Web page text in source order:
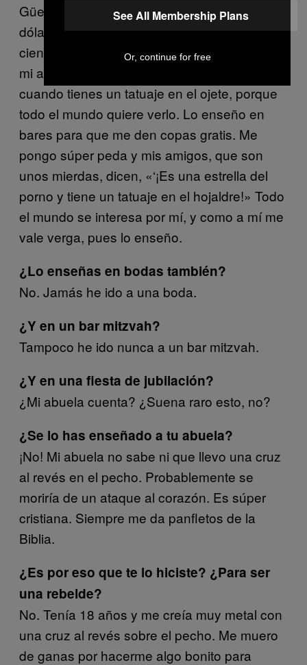
Güey, a ti te lo haría fácilmente por 50
dólares, y eso que le cobro a todo el mundo
cien. Que es mucho sólo por juguetear con
mi ano cuatro minutos. Pero la vida es dura
cuando tienes un tatuaje en el ojete, porque
todo el mundo quiere verlo. Lo enseño en
bares para que me den copas gratis. Me
pongo súper peda y mis amigos, que son
unos mierdas, dicen, «‘¡Es una estrella del
porno y tiene un tatuaje en el hojaldre!» Todo
el mundo se interesa por mí, y como a mí me
vale verga, pues lo enseño.
¿Lo enseñas en bodas también?
No. Jamás he ido a una boda.
¿Y en un bar mitzvah?
Tampoco he ido nunca a un bar mitzvah.
¿Y en una fiesta de jubilación?
¿Mi abuela cuenta? ¿Suena raro esto, no?
¿Se lo has enseñado a tu abuela?
¡No! Mi abuela no sabe ni que llevo una cruz
al revés en el pecho. Probablemente se
moriría de un ataque al corazón. Es súper
cristiana. Siempre me da panfletos de la
Biblia.
¿Es por eso que te lo hiciste? ¿Para ser
una rebelde?
No. Tenía 18 años y me creía muy metal con
una cruz al revés sobre el pecho. Me muero
de ganas por hacerme algo bonito para
See All Membership Plans
Or, continue for free